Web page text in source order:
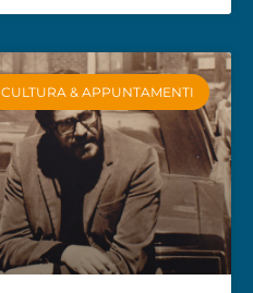
CULTURA & APPUNTAMENTI